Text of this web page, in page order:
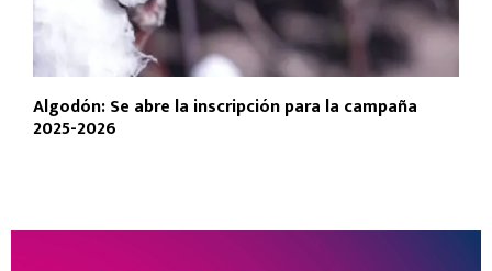
Algodón: Se abre la inscripción para la campaña
2025-2026